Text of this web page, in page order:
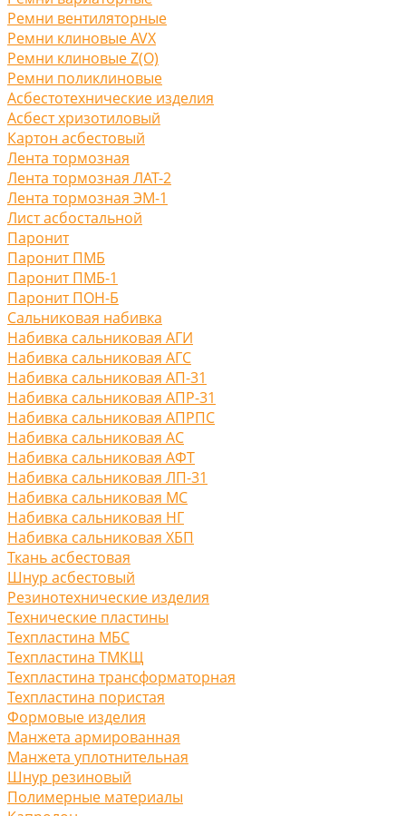
Ремни вентиляторные
Ремни клиновые AVX
Ремни клиновые Z(O)
Ремни поликлиновые
Асбестотехнические изделия
Асбест хризотиловый
Картон асбестовый
Лента тормозная
Лента тормозная ЛАТ-2
Лента тормозная ЭМ-1
Лист асбостальной
Паронит
Паронит ПМБ
Паронит ПМБ-1
Паронит ПОН-Б
Сальниковая набивка
Набивка сальниковая АГИ
Набивка сальниковая АГС
Набивка сальниковая АП-31
Набивка сальниковая АПР-31
Набивка сальниковая АПРПС
Набивка сальниковая АС
Набивка сальниковая АФТ
Набивка сальниковая ЛП-31
Набивка сальниковая МС
Набивка сальниковая НГ
Набивка сальниковая ХБП
Ткань асбестовая
Шнур асбестовый
Резинотехнические изделия
Технические пластины
Техпластина МБС
Техпластина ТМКЩ
Техпластина трансформаторная
Техпластина пористая
Формовые изделия
Манжета армированная
Манжета уплотнительная
Шнур резиновый
Полимерные материалы